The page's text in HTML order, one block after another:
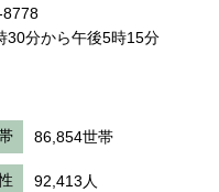
8778
30分から午後5時15分
86,854世帯
92,413人